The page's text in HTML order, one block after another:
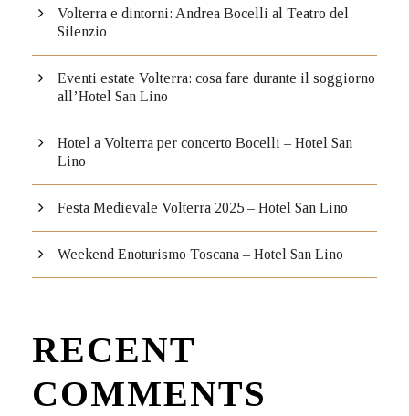
Volterra e dintorni: Andrea Bocelli al Teatro del
Silenzio
Eventi estate Volterra: cosa fare durante il soggiorno
all’Hotel San Lino
Hotel a Volterra per concerto Bocelli – Hotel San
Lino
Festa Medievale Volterra 2025 – Hotel San Lino
Weekend Enoturismo Toscana – Hotel San Lino
RECENT
COMMENTS